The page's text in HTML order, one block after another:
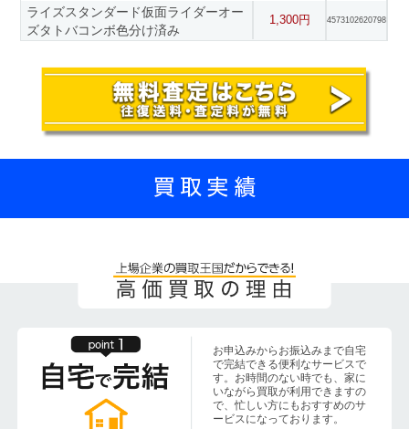
ライズスタンダード仮面ライダーオー
ズタトバコンボ色分け済み
1,300円 4573102620798
お申込みからお振込みまで自宅
で完結できる便利なサービスで
す。お時間のない時でも、家に
いながら買取が利用できますの
で、忙しい方にもおすすめのサ
ービスになっております。